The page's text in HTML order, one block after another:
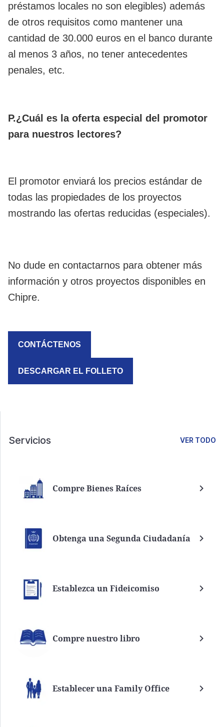
préstamos locales no son elegibles) además
de otros requisitos como mantener una
cantidad de 30.000 euros en el banco durante
al menos 3 años, no tener antecedentes
penales, etc.
P.¿Cuál es la oferta especial del promotor
para nuestros lectores?
El promotor enviará los precios estándar de
todas las propiedades de los proyectos
mostrando las ofertas reducidas (especiales).
No dude en contactarnos para obtener más
información y otros proyectos disponibles en
Chipre.
CONTÁCTENOS
DESCARGAR EL FOLLETO
Servicios VER TODO
Compre Bienes Raíces
Obtenga una Segunda Ciudadanía
Establezca un Fideicomiso
Compre nuestro libro
Establecer una Family Office